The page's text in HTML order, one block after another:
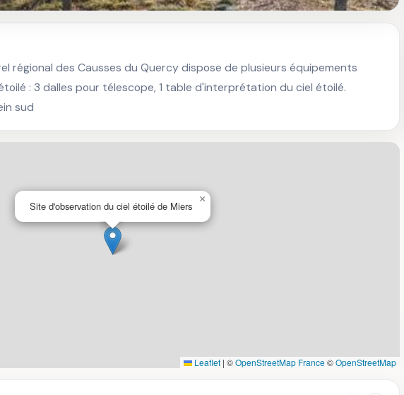
régional des Causses du Quercy dispose de plusieurs équipements
: 3 dalles pour télescope, 1 table d'interprétation du ciel étoilé.
sud
Site d'observation du ciel étoilé de Miers
×
Leaflet | ©OpenStreetMap France©OpenStreetMap